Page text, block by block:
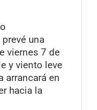
una
viernes 7 de
y viento leve
arrancará en
hacia la